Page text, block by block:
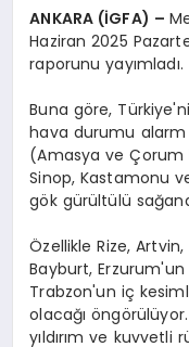
ANKARA (İGFA) –
Haziran 2025
raporunu yayımladı.
Buna göre,
hava durumu alarm
(Amasya ve Çorum
Sinop, Kastamonu
gök gürültülü
Özellikle Rize,
Bayburt,
Trabzon'un iç
olacağı
yıldırım ve kuvvetli